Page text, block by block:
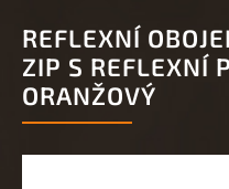
REFLEXNÍ
ZIP S REFLEXNÍ
ORANŽOVÝ